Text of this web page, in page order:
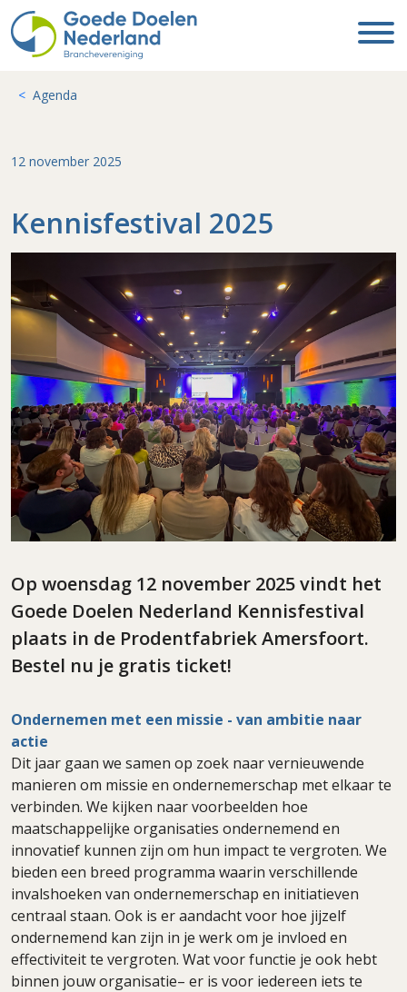
Agenda
12 november 2025
Kennisfestival 2025
Op woensdag 12 november 2025 vindt het
Goede Doelen Nederland Kennisfestival
plaats in de Prodentfabriek Amersfoort.
Bestel nu je gratis ticket!
Ondernemen met een missie - van ambitie naar
actie
Dit jaar gaan we samen op zoek naar vernieuwende
manieren om missie en ondernemerschap met elkaar te
verbinden. We kijken naar voorbeelden hoe
maatschappelijke organisaties ondernemend en
innovatief kunnen zijn om hun impact te vergroten. We
bieden een breed programma waarin verschillende
invalshoeken van ondernemerschap en initiatieven
centraal staan. Ook is er aandacht voor hoe jijzelf
ondernemend kan zijn in je werk om je invloed en
effectiviteit te vergroten. Wat voor functie je ook hebt
binnen jouw organisatie– er is voor iedereen iets te